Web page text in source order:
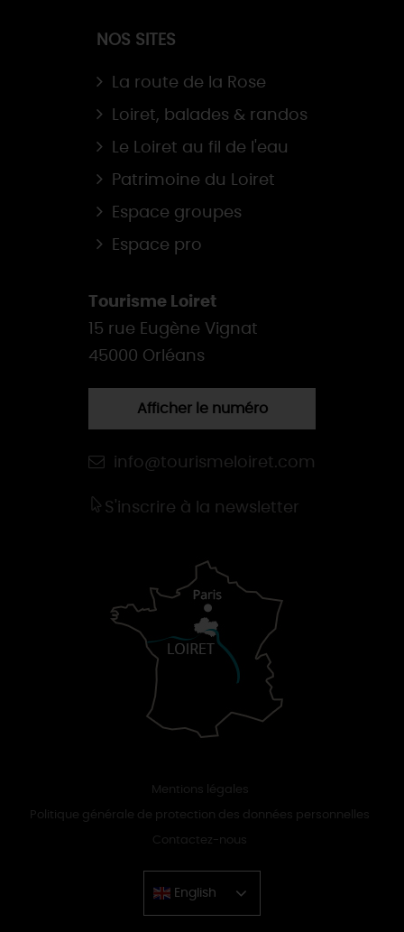
NOS SITES
La route de la Rose
Loiret, balades & randos
Le Loiret au fil de l'eau
Patrimoine du Loiret
Espace groupes
Espace pro
Tourisme Loiret
15 rue Eugène Vignat
45000 Orléans
Afficher le numéro
info@tourismeloiret.com
S'inscrire à la newsletter
Mentions légales
Politique générale de protection des données personnelles
Contactez-nous
English
Chinese